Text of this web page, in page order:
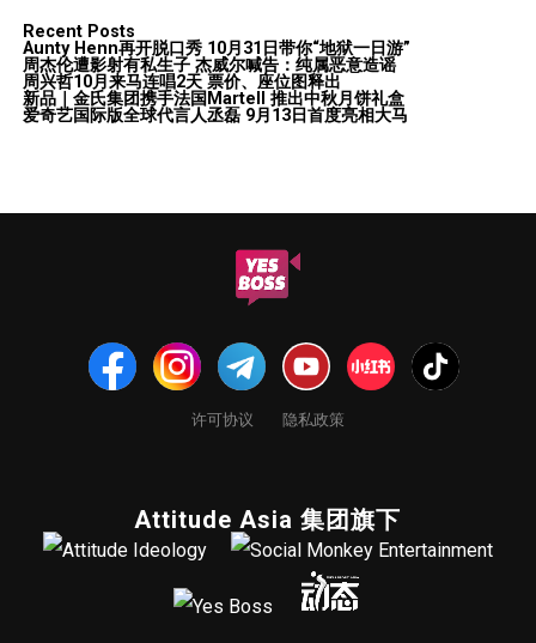
Recent Posts
Aunty Henn再开脱口秀 10月31日带你“地狱一日游”
周杰伦遭影射有私生子 杰威尔喊告：纯属恶意造谣
周兴哲10月来马连唱2天 票价、座位图释出
新品｜金氏集团携手法国Martell 推出中秋月饼礼盒
爱奇艺国际版全球代言人丞磊 9月13日首度亮相大马
许可协议 隐私政策
Attitude Asia 集团旗下